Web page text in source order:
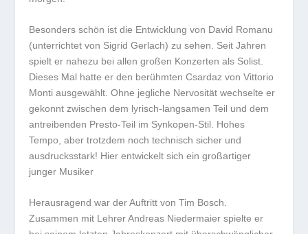
Besonders schön ist die Entwicklung von David Romanu
(unterrichtet von Sigrid Gerlach) zu sehen. Seit Jahren
spielt er nahezu bei allen großen Konzerten als Solist.
Dieses Mal hatte er den berühmten Csardaz von Vittorio
Monti ausgewählt. Ohne jegliche Nervosität wechselte er
gekonnt zwischen dem lyrisch-langsamen Teil und dem
antreibenden Presto-Teil im Synkopen-Stil. Hohes
Tempo, aber trotzdem noch technisch sicher und
ausdrucksstark! Hier entwickelt sich ein großartiger
junger Musiker
Herausragend war der Auftritt von Tim Bosch.
Zusammen mit Lehrer Andreas Niedermaier spielte er